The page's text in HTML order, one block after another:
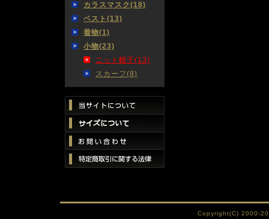
カラスマスク(18)
ベスト(13)
着物(1)
小物(23)
ニット帽子(13)
スカーフ(8)
Copyright(C) 2000-